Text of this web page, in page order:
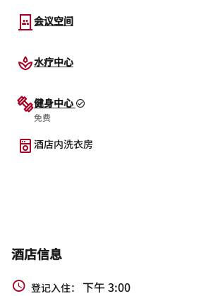
会议空间
水疗中心
健身中心
免费
酒店内洗衣房
酒店信息
登记入住： 下午 3:00